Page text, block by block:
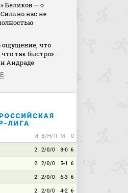
Беликов — о
нас не
ощущение, что
так быстро» —
Андраде
ЛИГА
И В/Н/П М О
2 2/0/0 8-0 6
2 2/0/0 5-1 6
2 2/0/0 6-3 6
2 2/0/0 4-2 6